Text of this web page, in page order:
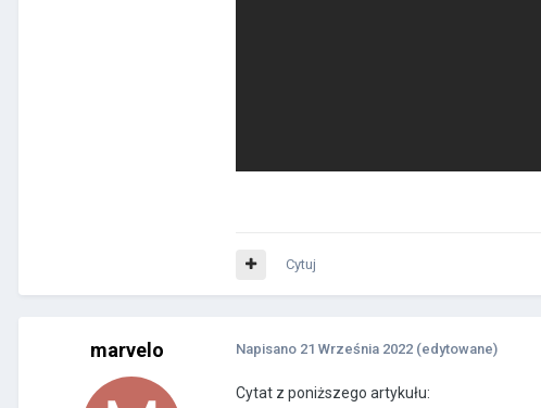
Cytuj
marvelo Napisano 21 Września 2022 (edytowane)
Cytat z poniższego artykułu: